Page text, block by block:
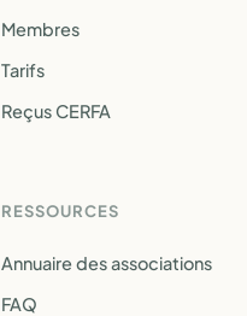
Membres
Tarifs
Reçus CERFA
RESSOURCES
Annuaire des associations
FAQ